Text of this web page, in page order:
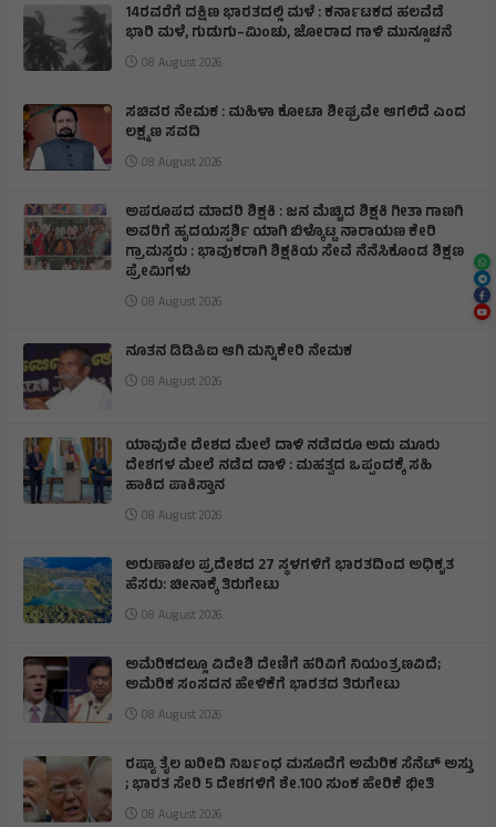
14ರವರೆಗೆ ದಕ್ಷಿಣ ಭಾರತದಲ್ಲಿ ಮಳೆ : ಕರ್ನಾಟಕದ ಹಲವೆಡೆ
ಭಾರಿ ಮಳೆ, ಗುಡುಗು–ಮಿಂಚು, ಜೋರಾದ ಗಾಳಿ ಮುನ್ಸೂಚನೆ
08 August 2026
ಸಚಿವರ ನೇಮಕ : ಮಹಿಳಾ ಕೋಟಾ ಶೀಘ್ರವೇ ಆಗಲಿದೆ ಎಂದ
ಲಕ್ಷ್ಮಣ ಸವದಿ
08 August 2026
ಅಪರೂಪದ ಮಾದರಿ ಶಿಕ್ಷಕಿ : ಜನ ಮೆಚ್ಚಿದ ಶಿಕ್ಷಕಿ ಗೀತಾ ಗಾಣಗಿ
ಅವರಿಗೆ ಹೃದಯಸ್ಪರ್ಶಿ ಯಾಗಿ ಬಿಳ್ಕೊಟ್ಟ ನಾರಾಯಣ ಕೇರಿ
ಗ್ರಾಮಸ್ಥರು : ಭಾವುಕರಾಗಿ ಶಿಕ್ಷಕಿಯ ಸೇವೆ ನೆನೆಸಿಕೊಂಡ ಶಿಕ್ಷಣ
ಪ್ರೇಮಿಗಳು
08 August 2026
ನೂತನ ಡಿಡಿಪಿಐ ಆಗಿ ಮನ್ನಿಕೇರಿ ನೇಮಕ
08 August 2026
ಯಾವುದೇ ದೇಶದ ಮೇಲೆ ದಾಳಿ ನಡೆದರೂ ಅದು ಮೂರು
ದೇಶಗಳ ಮೇಲೆ ನಡೆದ ದಾಳಿ : ಮಹತ್ವದ ಒಪ್ಪಂದಕ್ಕೆ ಸಹಿ
ಹಾಕಿದ ಪಾಕಿಸ್ತಾನ
08 August 2026
ಅರುಣಾಚಲ ಪ್ರದೇಶದ 27 ಸ್ಥಳಗಳಿಗೆ ಭಾರತದಿಂದ ಅಧಿಕೃತ
ಹೆಸರು: ಚೀನಾಕ್ಕೆ ತಿರುಗೇಟು
08 August 2026
ಅಮೆರಿಕದಲ್ಲೂ ವಿದೇಶಿ ದೇಣಿಗೆ ಹರಿವಿಗೆ ನಿಯಂತ್ರಣವಿದೆ;
ಅಮೆರಿಕ ಸಂಸದನ ಹೇಳಿಕೆಗೆ ಭಾರತದ ತಿರುಗೇಟು
08 August 2026
ರಷ್ಯಾ ತೈಲ ಖರೀದಿ ನಿರ್ಬಂಧ ಮಸೂದೆಗೆ ಅಮೆರಿಕ ಸೆನೆಟ್ ಅಸ್ತು
; ಭಾರತ ಸೇರಿ 5 ದೇಶಗಳಿಗೆ ಶೇ.100 ಸುಂಕ ಹೇರಿಕೆ ಭೀತಿ
08 August 2026